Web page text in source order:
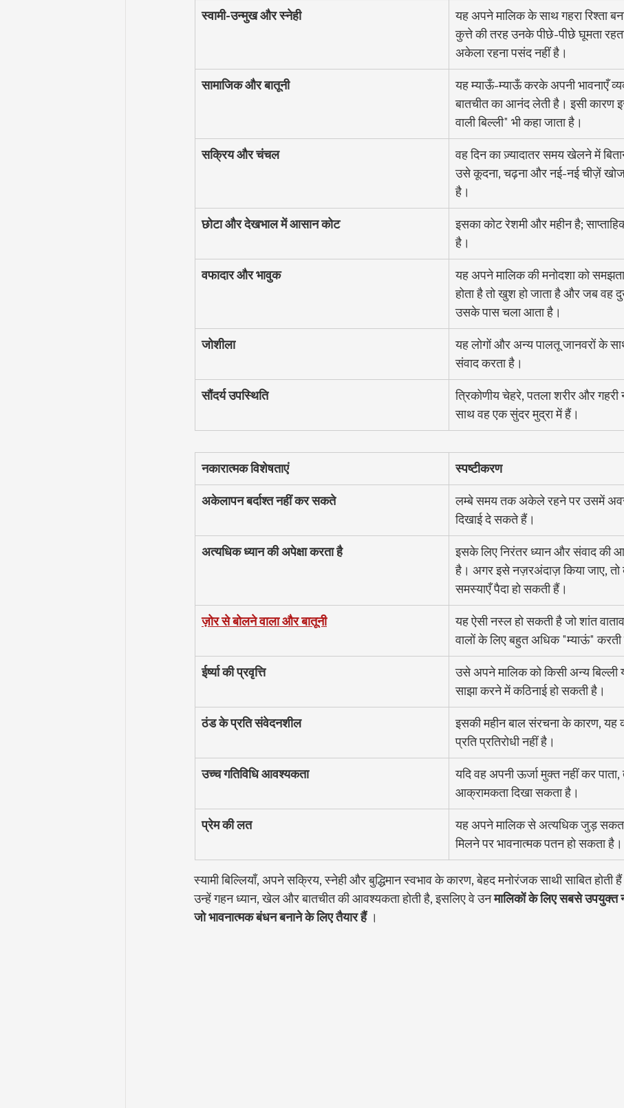
स्वामी-उन्मुख और स्नेही
यह अपने मालिक के साथ गहरा रिश्ता
कुत्ते की तरह उनके पीछे-पीछे घूमता
अकेला रहना पसंद नहीं है।
सामाजिक और बातूनी
यह म्याऊँ-म्याऊँ करके अपनी भावनाएँ
बातचीत का आनंद लेती है। इसी कारण
वाली बिल्ली" भी कहा जाता है।
सक्रिय और चंचल
वह दिन का ज़्यादातर समय खेलने में
उसे कूदना, चढ़ना और नई-नई चीज़ें
है।
छोटा और देखभाल में आसान कोट
इसका कोट रेशमी और महीन है;
है।
वफादार और भावुक
यह अपने मालिक की मनोदशा को
होता है तो खुश हो जाता है और जब वह
उसके पास चला आता है।
जोशीला
यह लोगों और अन्य पालतू जानवरों के
संवाद करता है।
सौंदर्य उपस्थिति
त्रिकोणीय चेहरे, पतला शरीर और
साथ वह एक सुंदर मुद्रा में हैं।
नकारात्मक विशेषताएं स्पष्टीकरण
अकेलापन बर्दाश्त नहीं कर सकते
लम्बे समय तक अकेले रहने पर उसमें
दिखाई दे सकते हैं।
अत्यधिक ध्यान की अपेक्षा करता है
इसके लिए निरंतर ध्यान और संवाद की
है। अगर इसे नज़रअंदाज़ किया जाए, तो
समस्याएँ पैदा हो सकती हैं।
ज़ोर से बोलने वाला और बातूनी
यह ऐसी नस्ल हो सकती है जो शांत
वालों के लिए बहुत अधिक "म्याऊं" करती
ईर्ष्या की प्रवृत्ति
उसे अपने मालिक को किसी अन्य बिल्ली
साझा करने में कठिनाई हो सकती है।
ठंड के प्रति संवेदनशील
इसकी महीन बाल संरचना के कारण, यह
प्रति प्रतिरोधी नहीं है।
उच्च गतिविधि आवश्यकता
यदि वह अपनी ऊर्जा मुक्त नहीं कर पाता,
आक्रामकता दिखा सकता है।
प्रेम की लत
यह अपने मालिक से अत्यधिक जुड़
मिलने पर भावनात्मक पतन हो सकता है।
स्यामी बिल्लियाँ, अपने सक्रिय, स्नेही और बुद्धिमान स्वभाव के कारण, बेहद मनोरंजक साथी साबित होती
उन्हें गहन ध्यान, खेल और बातचीत की आवश्यकता होती है, इसलिए वे उन मालिकों के लिए सबसे
जो भावनात्मक बंधन बनाने के लिए तैयार हैं ।